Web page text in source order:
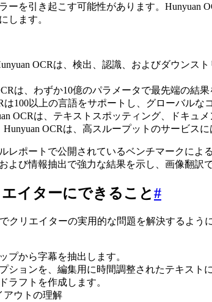
ーを引き起こす可能性があります。
します。
OCRは、検出、認識、およびダウンス
は、わずか10億のパラメータで最先端の結
は100以上の言語をサポートし、グローバルな
OCRは、テキストスポッティング、ドキュ
OCRは、高スループットのサービス
レポートで公開されているベンチマークによ
よび情報抽出で強力な結果を示し、画像翻訳
イターにできること#
クリエイターの実用的な問題を解決するよう
プから字幕を抽出します。
ションを、編集用に時間調整されたテキスト
ラフトを作成します。
アウトの理解